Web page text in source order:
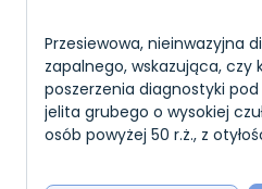
Przesiewowa, nieinwazyjna
zapalnego, wskazująca, czy
poszerzenia diagnostyki
jelita grubego o wysokiej
osób powyżej 50 r.ż., z